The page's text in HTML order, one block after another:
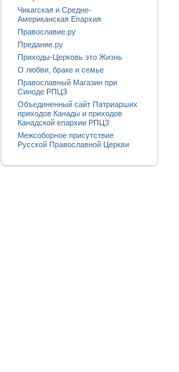
Чикагская и Средне-
Американская Епархия
Православие.ру
Предание.ру
Приходы-Церковь это Жизнь
О любви, браке и семье
Православный Магазин при
Синоде РПЦЗ
Объединенный сайт Патриарших
приходов Канады и приходов
Канадской епархии РПЦЗ
Межсоборное присутствие
Русской Православной Церкви